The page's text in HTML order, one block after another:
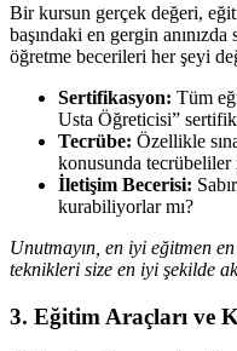
Bir kursun gerçek değeri,
başındaki en gergin anınızda
öğretme becerileri her şeyi
Sertifikasyon: Tüm
Usta Öğreticisi”
Tecrübe: Özellikle
konusunda tecrübeliler
İletişim Becerisi:
kurabiliyorlar mı?
Unutmayın, en iyi eğitmen
teknikleri size en iyi şekilde
3. Eğitim Araçları ve